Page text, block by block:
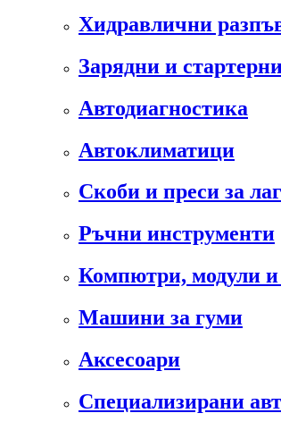
Хидравлични
Зарядни и
Автодиагностика
Автоклиматици
Скоби и преси за
Ръчни инструменти
Компютри, модули и
Машини за гуми
Аксесоари
Специализирани